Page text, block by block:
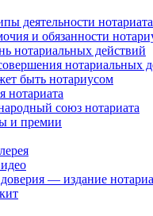
деятельности нотариата
и обязанности
нотариальных действий
нотариальных
быть нотариусом
нотариата
союз нотариата
и премии
— издание